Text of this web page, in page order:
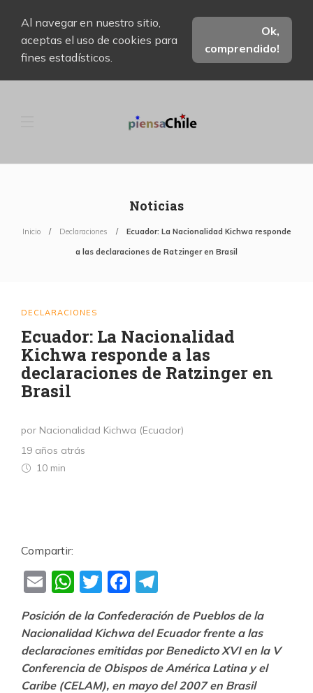
Al navegar en nuestro sitio,
aceptas el uso de cookies para
fines estadísticos.
Ok,
comprendido!
Noticias
Inicio Declaraciones Ecuador: La Nacionalidad Kichwa responde
a las declaraciones de Ratzinger en Brasil
DECLARACIONES
Ecuador: La Nacionalidad
Kichwa responde a las
declaraciones de Ratzinger en
Brasil
por Nacionalidad Kichwa (Ecuador)
19 años atrás
10 min
Compartir:
EmailWhatsApp
TwitterFacebook
Posición de la Confederación de Pueblos de la
Nacionalidad Kichwa del Ecuador frente a las
declaraciones emitidas por Benedicto XVI en la V
Conferencia de Obispos de América Latina y el
Caribe (CELAM), en mayo del 2007 en Brasil